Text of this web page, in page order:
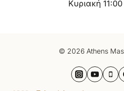
Κυριακή
© 2026 Athens